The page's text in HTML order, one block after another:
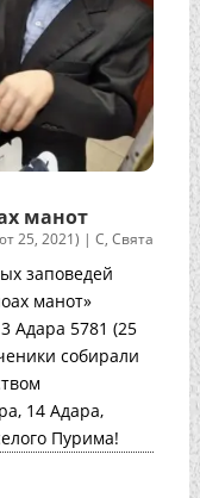
манот
25, 2021) |С,Свята
заповедей
манот»
Адара 5781 (25
собирали
14 Адара,
Пурима!